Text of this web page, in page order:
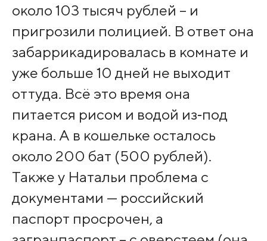
около 103 тысяч рублей – и
пригрозили полицией. В ответ она
забаррикадировалась в комнате и
уже больше 10 дней не выходит
оттуда. Всё это время она
питается рисом и водой из‑под
крана. А в кошельке осталось
около 200 бат (500 рублей).
Также у Натальи проблема с
документами — российский
паспорт просрочен, а